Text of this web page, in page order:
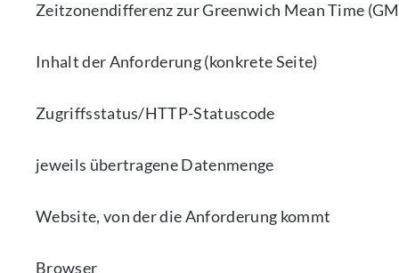
Zeitzonendifferenz zur Greenwich Mean Time
Inhalt der Anforderung (konkrete Seite)
Zugriffsstatus/HTTP-Statuscode
jeweils übertragene Datenmenge
Website, von der die Anforderung kommt
Browser